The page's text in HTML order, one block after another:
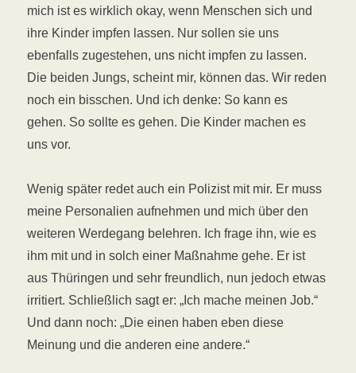
mich ist es wirklich okay, wenn Menschen sich und
ihre Kinder impfen lassen. Nur sollen sie uns
ebenfalls zugestehen, uns nicht impfen zu lassen.
Die beiden Jungs, scheint mir, können das. Wir reden
noch ein bisschen. Und ich denke: So kann es
gehen. So sollte es gehen. Die Kinder machen es
uns vor.
Wenig später redet auch ein Polizist mit mir. Er muss
meine Personalien aufnehmen und mich über den
weiteren Werdegang belehren. Ich frage ihn, wie es
ihm mit und in solch einer Maßnahme gehe. Er ist
aus Thüringen und sehr freundlich, nun jedoch etwas
irritiert. Schließlich sagt er: „Ich mache meinen Job.“
Und dann noch: „Die einen haben eben diese
Meinung und die anderen eine andere.“